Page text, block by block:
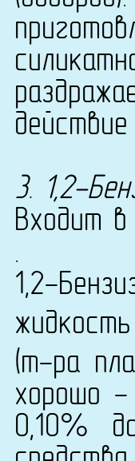
3. 1,2-
Входит в
.
1,2-
(т-ра
хорошо -
0,10%